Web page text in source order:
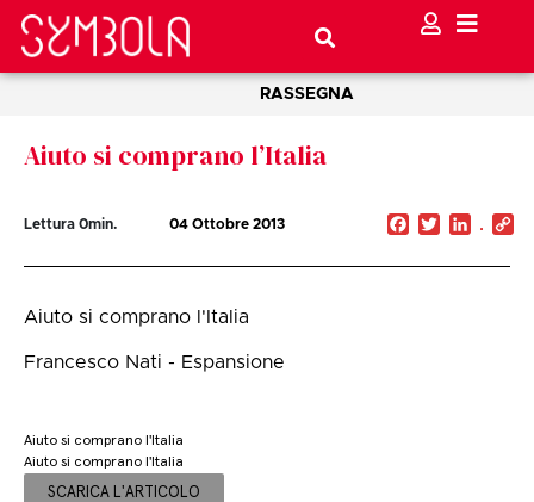
RASSEGNA
Aiuto si comprano l’Italia
Lettura 0min. 04 Ottobre 2013 Facebook
Twitter
Aiuto si comprano l'Italia
Francesco Nati - Espansione
Aiuto si comprano l'Italia
Aiuto si comprano l'Italia
SCARICA L'ARTICOLO